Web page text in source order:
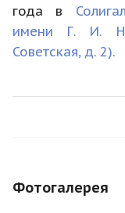
года в
имени Г. И.
Советская, д. 2).
Фотогалерея